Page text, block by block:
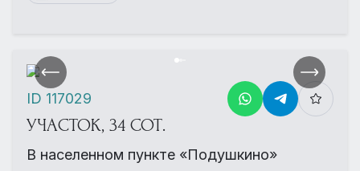
УЧАСТОК, 34 СОТ.
В населенном пункте «Подушкино»
ID 117029